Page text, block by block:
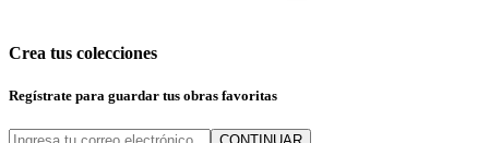
Crea tus colecciones
Regístrate para guardar tus obras favoritas